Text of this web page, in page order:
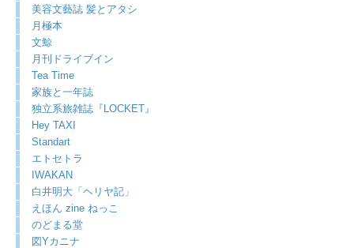
美容文藝誌 髪とアタシ
月極本
文鯨
月刊ドライブイン
Tea Time
家族と一年誌
独立系旅雑誌『LOCKET』
Hey TAXI
Standart
エトセトラ
IWAKAN
白井明大「ヘリヤ記」
えほん zine ねっこ
のどまる堂
図Yカニナ